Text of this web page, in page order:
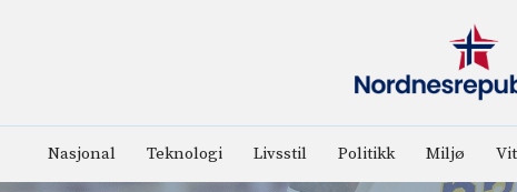
Nasjonal Teknologi Livsstil Politikk Miljø